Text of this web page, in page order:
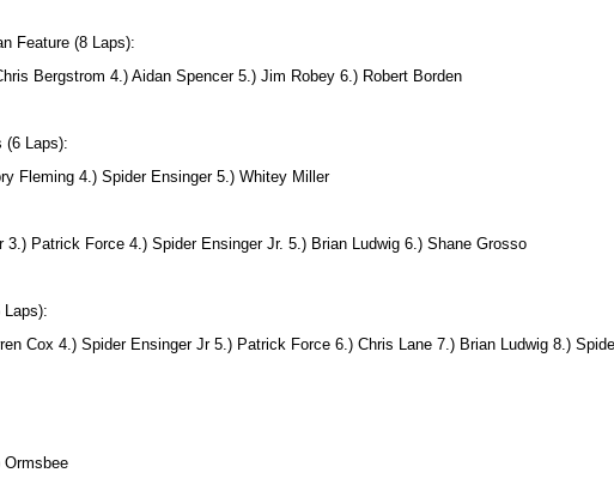
Feature (8 Laps):
Bergstrom 4.) Aidan Spencer 5.) Jim Robey 6.) Robert Borden
(6 Laps):
Fleming 4.) Spider Ensinger 5.) Whitey Miller
3.) Patrick Force 4.) Spider Ensinger Jr. 5.) Brian Ludwig 6.) Shane Grosso
Cox 4.) Spider Ensinger Jr 5.) Patrick Force 6.) Chris Lane 7.) Brian Ludwig 8.)
Ormsbee